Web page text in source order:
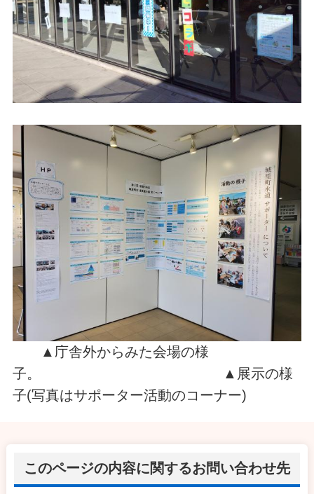
▲庁舎外からみた会場の様
子。 ▲展示の様
子(写真はサポーター活動のコーナー)
このページの内容に関するお問い合わせ先